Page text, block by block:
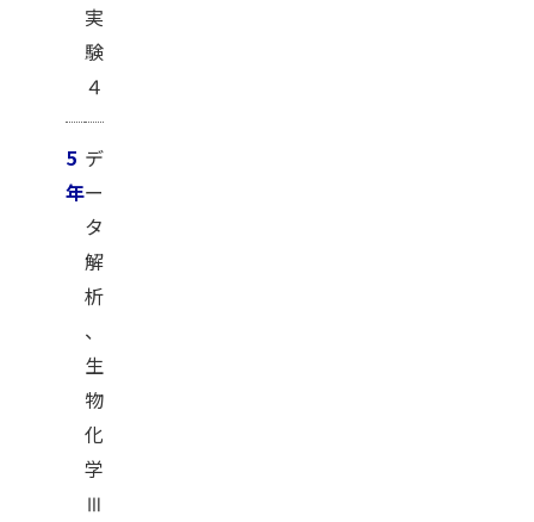
実
験
４
5
年
デ
ー
タ
解
析
、
生
物
化
学
Ⅲ